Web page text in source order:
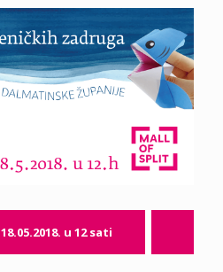
18.05.2018. u 12 sati